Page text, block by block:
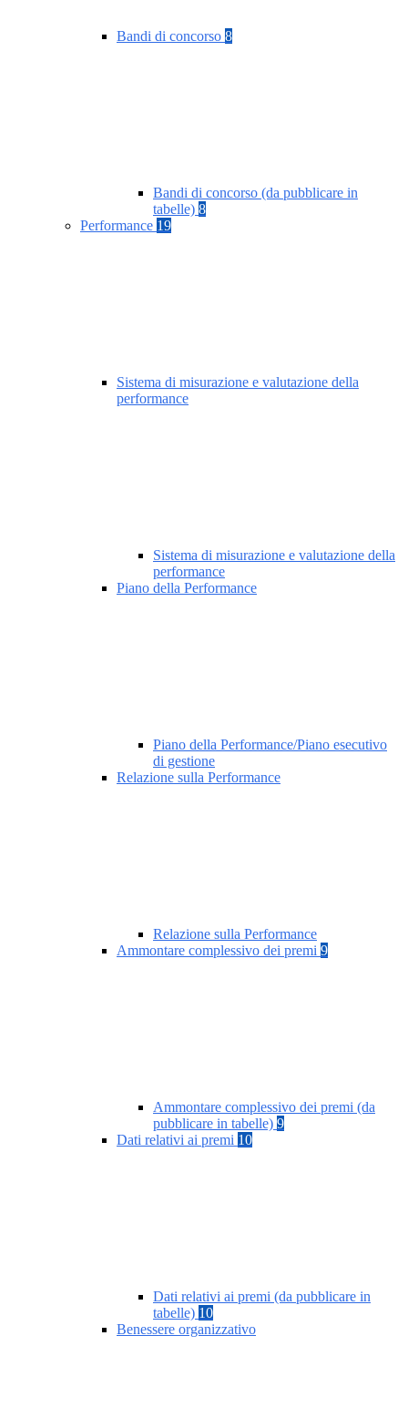
Bandi di concorso 8
Bandi di concorso (da pubblicare in
tabelle) 8
Performance 19
Sistema di misurazione e valutazione della
performance
Sistema di misurazione e valutazione della
performance
Piano della Performance
Piano della Performance/Piano esecutivo
di gestione
Relazione sulla Performance
Relazione sulla Performance
Ammontare complessivo dei premi 9
Ammontare complessivo dei premi (da
pubblicare in tabelle) 9
Dati relativi ai premi 10
Dati relativi ai premi (da pubblicare in
tabelle) 10
Benessere organizzativo